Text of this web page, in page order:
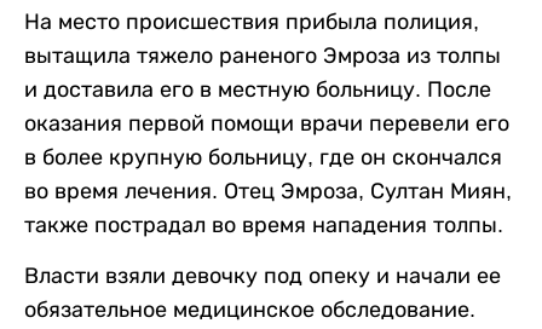
На место происшествия прибыла полиция,
вытащила тяжело раненого Эмроза из толпы
и доставила его в местную больницу. После
оказания первой помощи врачи перевели его
в более крупную больницу, где он скончался
во время лечения. Отец Эмроза, Султан Миян,
также пострадал во время нападения толпы.
Власти взяли девочку под опеку и начали ее
обязательное медицинское обследование.